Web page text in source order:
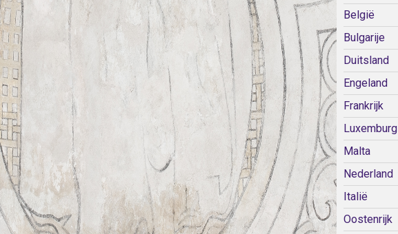
België
Bulgarije
Duitsland
Engeland
Frankrijk
Luxemburg
Malta
Nederland
Italië
Oostenrijk